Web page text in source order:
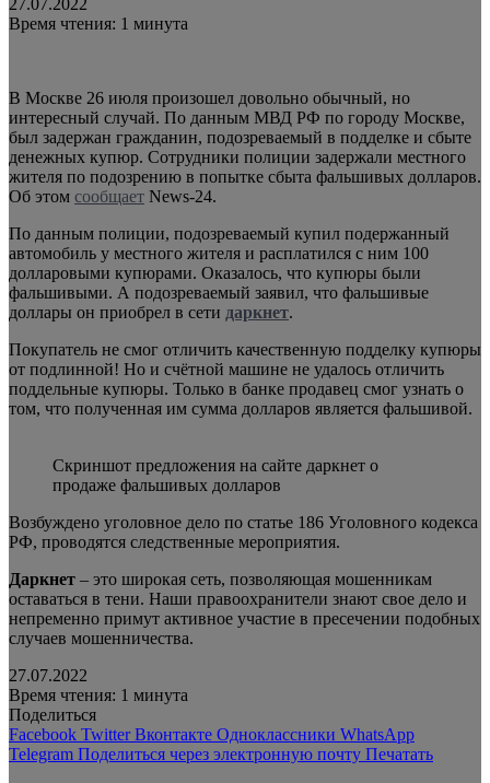
Время чтения: 1 минута
В Москве 26 июля произошел довольно обычный, но
интересный случай. По данным МВД РФ по городу Москве,
был задержан гражданин, подозреваемый в подделке и сбыте
денежных купюр. Сотрудники полиции задержали местного
жителя по подозрению в попытке сбыта фальшивых долларов.
Об этом сообщает News-24.
По данным полиции, подозреваемый купил подержанный
автомобиль у местного жителя и расплатился с ним 100
долларовыми купюрами. Оказалось, что купюры были
фальшивыми. А подозреваемый заявил, что фальшивые
доллары он приобрел в сети даркнет.
Покупатель не смог отличить качественную подделку купюры
от подлинной! Но и счётной машине не удалось отличить
поддельные купюры. Только в банке продавец смог узнать о
том, что полученная им сумма долларов является фальшивой.
Скриншот предложения на сайте даркнет о
продаже фальшивых долларов
Возбуждено уголовное дело по статье 186 Уголовного кодекса
РФ, проводятся следственные мероприятия.
Даркнет – это широкая сеть, позволяющая мошенникам
оставаться в тени. Наши правоохранители знают свое дело и
непременно примут активное участие в пресечении подобных
случаев мошенничества.
27.07.2022
Время чтения: 1 минута
Поделиться
Facebook Twitter Вконтакте Одноклассники WhatsApp
Telegram Поделиться через электронную почту Печатать